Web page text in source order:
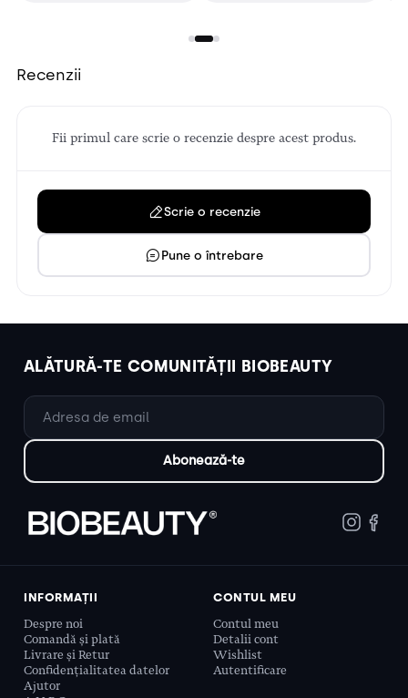
Recenzii
Fii primul care scrie o recenzie despre acest produs.
Scrie o recenzie
Pune o întrebare
ALĂTURĂ-TE COMUNITĂȚII BIOBEAUTY
INFORMAȚII
Despre noi
Comandă și plată
Livrare și Retur
Confidențialitatea datelor
Ajutor
CONTUL MEU
Contul meu
Detalii cont
Wishlist
Autentificare